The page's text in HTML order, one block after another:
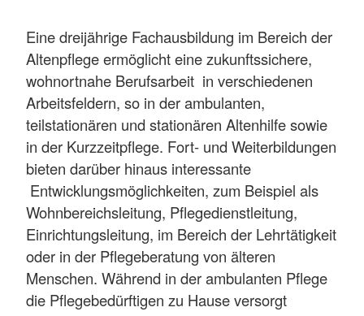
Eine dreijährige Fachausbildung im Bereich der
Altenpflege ermöglicht eine zukunftssichere,
wohnortnahe Berufsarbeit in verschiedenen
Arbeitsfeldern, so in der ambulanten,
teilstationären und stationären Altenhilfe sowie
in der Kurzzeitpflege. Fort- und Weiterbildungen
bieten darüber hinaus interessante
Entwicklungsmöglichkeiten, zum Beispiel als
Wohnbereichsleitung, Pflegedienstleitung,
Einrichtungsleitung, im Bereich der Lehrtätigkeit
oder in der Pflegeberatung von älteren
Menschen. Während in der ambulanten Pflege
die Pflegebedürftigen zu Hause versorgt